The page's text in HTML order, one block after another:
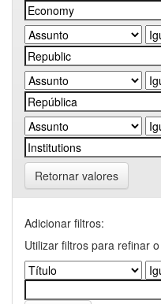
Retornar valores
Adicionar filtros:
Utilizar filtros para refinar